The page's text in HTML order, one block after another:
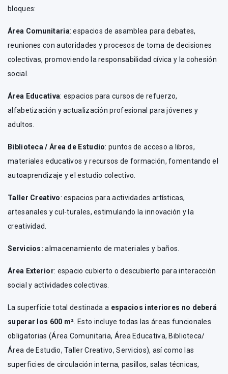
bloques:
Área Comunitaria: espacios de asamblea para debates,
reuniones con autoridades y procesos de toma de decisiones
colectivas, promoviendo la responsabilidad cívica y la cohesión
social.
Área Educativa: espacios para cursos de refuerzo,
alfabetización y actualización profesional para jóvenes y
adultos.
Biblioteca / Área de Estudio: puntos de acceso a libros,
materiales educativos y recursos de formación, fomentando el
autoaprendizaje y el estudio colectivo.
Taller Creativo: espacios para actividades artísticas,
artesanales y cul-turales, estimulando la innovación y la
creatividad.
Servicios: almacenamiento de materiales y baños.
Área Exterior: espacio cubierto o descubierto para interacción
social y actividades colectivas.
La superficie total destinada a espacios interiores no deberá
superar los 600 m² . Esto incluye todas las áreas funcionales
obligatorias (Área Comunitaria, Área Educativa, Biblioteca/
Área de Estudio, Taller Creativo, Servicios), así como las
superficies de circulación interna, pasillos, salas técnicas,